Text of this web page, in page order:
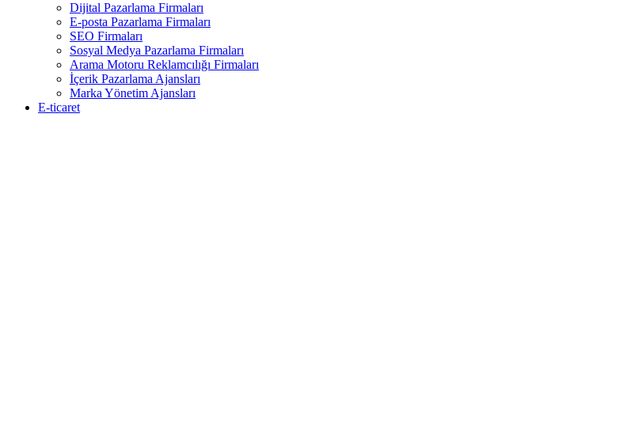
Dijital Pazarlama Firmaları
E-posta Pazarlama Firmaları
SEO Firmaları
Sosyal Medya Pazarlama Firmaları
Arama Motoru Reklamcılığı Firmaları
İçerik Pazarlama Ajansları
Marka Yönetim Ajansları
E-ticaret